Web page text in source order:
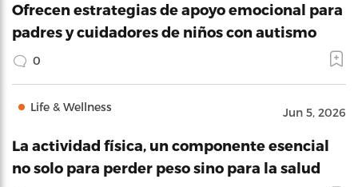
Ofrecen estrategias de apoyo emocional para
padres y cuidadores de niños con autismo
0
Life & Wellness Jun 5, 2026
La actividad física, un componente esencial
no solo para perder peso sino para la salud